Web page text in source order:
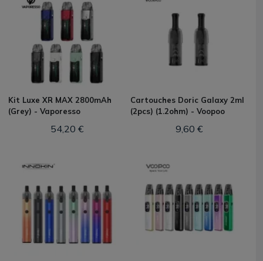
Kit Luxe XR MAX 2800mAh
(Grey) - Vaporesso
54,20 €
Cartouches Doric Galaxy 2ml
(2pcs) (1.2ohm) - Voopoo
9,60 €